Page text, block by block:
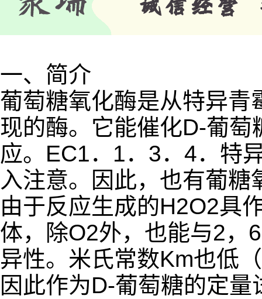
一、简介
葡萄糖氧化酶是从特异
现的酶。它能催化D-葡
应。EC1．1．3．4．特
入注意。因此，也有葡
由于反应生成的H2O2具
体，除O2外，也能与2，
异性。米氏常数Km也低
因此作为D-葡萄糖的定